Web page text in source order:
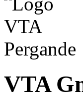
VTA